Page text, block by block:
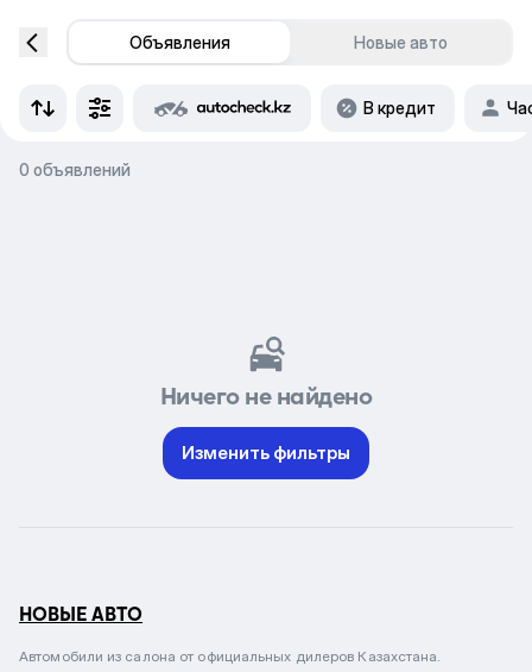
Объявления Новые авто
В кредит
0 объявлений
Ничего не найдено
Изменить фильтры
НОВЫЕ АВТО
Автомобили из салона от официальных дилеров Казахстана.